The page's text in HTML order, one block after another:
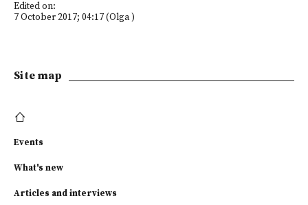
Edited on:
7 October 2017; 04:17 (Olga )
Site map
Events
What's new
Articles and interviews